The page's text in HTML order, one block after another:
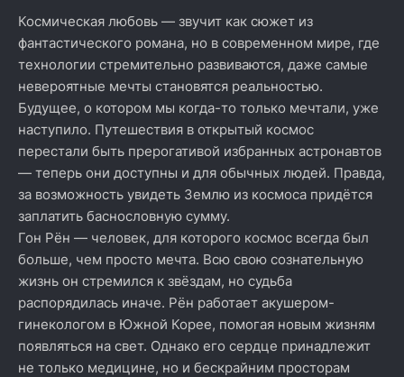
Космическая любовь — звучит как сюжет из
фантастического романа, но в современном мире, где
технологии стремительно развиваются, даже самые
невероятные мечты становятся реальностью.
Будущее, о котором мы когда-то только мечтали, уже
наступило. Путешествия в открытый космос
перестали быть прерогативой избранных астронавтов
— теперь они доступны и для обычных людей. Правда,
за возможность увидеть Землю из космоса придётся
заплатить баснословную сумму.
Гон Рён — человек, для которого космос всегда был
больше, чем просто мечта. Всю свою сознательную
жизнь он стремился к звёздам, но судьба
распорядилась иначе. Рён работает акушером-
гинекологом в Южной Корее, помогая новым жизням
появляться на свет. Однако его сердце принадлежит
не только медицине, но и бескрайним просторам